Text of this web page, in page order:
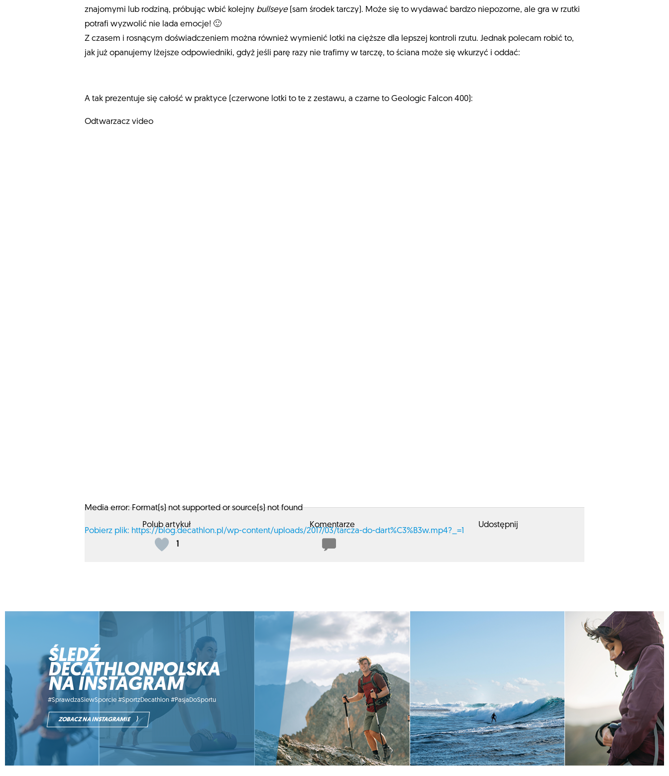
znajomymi lub rodziną, próbując wbić kolejny bullseye(sam środek tarczy). Może się to wydawać bardzo niepozorne, ale gra w rzutki
potrafi wyzwolić nie lada emocje! 🙂
Z czasem i rosnącym doświadczeniem można również wymienić lotki na cięższe dla lepszej kontroli rzutu. Jednak polecam robić to,
jak już opanujemy lżejsze odpowiedniki, gdyż jeśli parę razy nie trafimy w tarczę, to ściana może się wkurzyć i oddać:
A tak prezentuje się całość w praktyce (czerwone lotki to te z zestawu, a czarne to Geologic Falcon 400):
Odtwarzacz video
Media error: Format(s) not supported or source(s) not found
Pobierz plik: https://blog.decathlon.pl/wp-content/uploads/2017/03/tarcza-do-dart%C3%B3w.mp4?_=1
Używaj strzałek do góry oraz do dołu aby zwiększyć lub zmniejszyć głośność.
Polub artykuł
1
Komentarze Udostępnij
ŚLEDŹ
DECATHLONPOLSKA
NA INSTAGRAM
#SprawdzaSiewSporcie #SportzDecathlon #PasjaDoSportu
ZOBACZ NA INSTAGRAMIE ⟩